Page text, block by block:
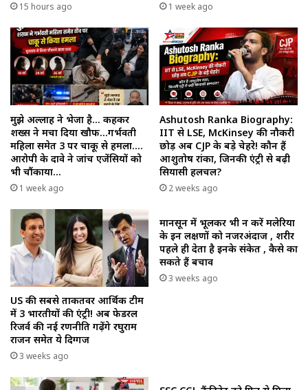
15 hours ago 1 week ago
मुझे अल्लाह ने भेजा है… कहकर
शख्स ने मचा दिया खौफ…गर्भवती
महिला समेत 3 पर चाकू से हमला….
आरोपी के दावे ने जांच एजेंसियों को
भी चौंकाया…
1 week ago
Ashutosh Ranka Biography:
IIT से LSE, McKinsey की नौकरी
छोड़ अब CJP के बड़े चेहरे! कौन हैं
आशुतोष रांका, जिनकी एंट्री से बढ़ी
सियासी हलचल?
2 weeks ago
US की सबसे ताकतवर आर्थिक टीम
में 3 भारतीयों की एंट्री! अब फेडरल
रिजर्व की नई रणनीति गढ़ेंगे रघुराम
राजन समेत ये दिग्गज
3 weeks ago
मानसून में भूलकर भी न करें मलेरिया
के इन लक्षणों को नजरअंदाज , शरीर
पहले ही देता है इनके संकेत , कैसे का
सकते हैं बचाव
3 weeks ago